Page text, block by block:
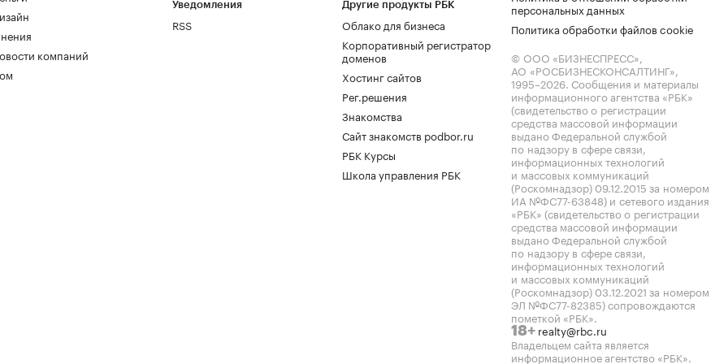
компаний
Уведомления
RSS
Другие продукты РБК
Облако для бизнеса
Корпоративный регистратор
доменов
Хостинг сайтов
Рег.решения
Знакомства
Сайт знакомств podbor.ru
РБК Курсы
Школа управления РБК
персональных данных
Политика обработки файлов cookie
© ООО «БИЗНЕСПРЕСС»,
АО «РОСБИЗНЕСКОНСАЛТИНГ»,
1995–2026. Сообщения и материалы
информационного агентства «РБК»
(свидетельство о регистрации
средства массовой информации
выдано Федеральной службой
по надзору в сфере связи,
информационных технологий
и массовых коммуникаций
(Роскомнадзор) 09.12.2015 за номером
ИА №ФС77-63848) и сетевого издания
«РБК» (свидетельство о регистрации
средства массовой информации
выдано Федеральной службой
по надзору в сфере связи,
информационных технологий
и массовых коммуникаций
(Роскомнадзор) 03.12.2021 за номером
ЭЛ №ФС77-82385) сопровождаются
пометкой «РБК».
18+ realty@rbc.ru
Владельцем сайта является
информационное агентство «РБК».